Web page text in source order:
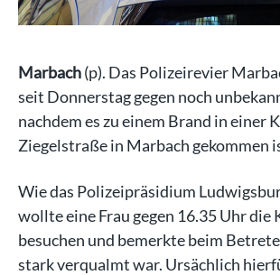
Marbach(p). Das Polizeirevier
seit Donnerstag gegen noch
nachdem es zu einem Brand in einer
Ziegelstraße in Marbach gekommen
Wie das Polizeipräsidium
wollte eine Frau gegen 16.35 Uhr die
besuchen und bemerkte beim
stark verqualmt war. Ursächlich